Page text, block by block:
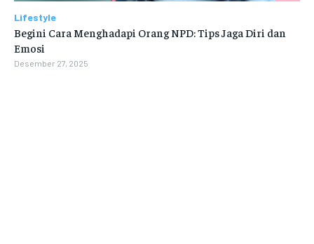
Lifestyle
Begini Cara Menghadapi Orang NPD: Tips Jaga Diri dan
Emosi
Desember 27, 2025